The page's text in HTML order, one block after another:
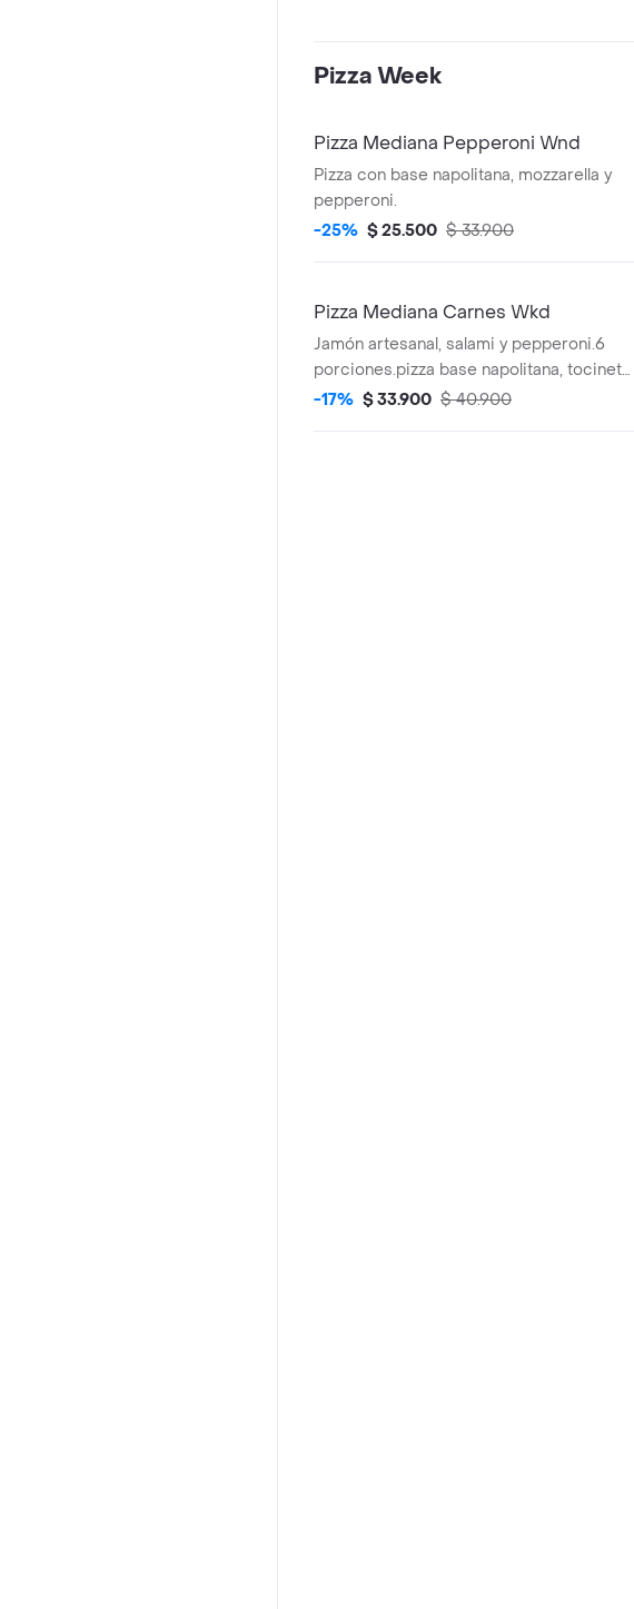
Pizza Week
Pizza Mediana Pepperoni Wnd
Pizza con base napolitana, mozzarella y
pepperoni.
-25% $ 25.500 $ 33.900
Pizza Mediana Carnes Wkd
Jamón artesanal, salami y pepperoni.6
porciones.pizza base napolitana, tocineta,
mozzarella,
-17% $ 33.900 $ 40.900